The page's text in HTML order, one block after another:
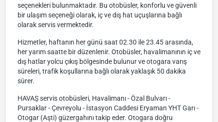
seçenekleri bulunmaktadır. Bu otobüsler, konforlu ve güvenli
bir ulaşım seçeneği olarak, iç ve dış hat uçuşlarına bağlı
olarak servis vermektedir.
Hizmetler, haftanın her günü saat 02.30 ile 23.45 arasında,
her yarım saatte bir düzenlenir. Otobüsler, havalimanının iç ve
dış hatlar yolcu çıkış bölgesinde bulunur ve otogara varış
süreleri, trafik koşullarına bağlı olarak yaklaşık 50 dakika
sürer.
HAVAŞ servis otobüsleri, Havalimanı - Özal Bulvarı -
Pursaklar - Çevreyolu - İstasyon Caddesi Eryaman YHT Garı -
Otogar (Aşti) güzergahını takip eder. Otogara doğru